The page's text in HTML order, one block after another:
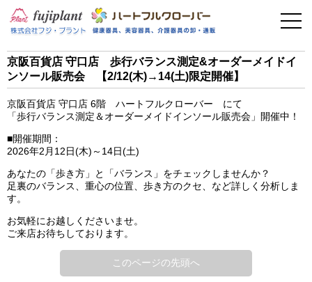
介護用品
美容・その他
フィットネス
お問い合わせ
京阪百貨店 守口店 歩行バランス測定&オーダーメイドイ
ンソール販売会 【2/12(木)→14(土)限定開催】
京阪百貨店 守口店 6階 ハートフルクローバー にて
「歩行バランス測定＆オーダーメイドインソール販売会」開催中！
■開催期間：
2026年2月12日(木)～14日(土)
あなたの「歩き方」と「バランス」をチェックしませんか？
足裏のバランス、重心の位置、歩き方のクセ、など詳しく分析しま
す。
お気軽にお越しくださいませ。
ご来店お待ちしております。
このページの先頭へ